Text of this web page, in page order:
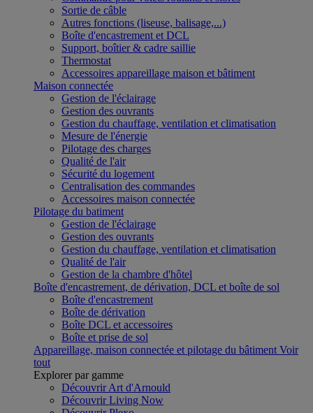
Sortie de câble
Autres fonctions (liseuse, balisage,...)
Boîte d'encastrement et DCL
Support, boîtier & cadre saillie
Thermostat
Accessoires appareillage maison et bâtiment
Maison connectée
Gestion de l'éclairage
Gestion des ouvrants
Gestion du chauffage, ventilation et climatisation
Mesure de l'énergie
Pilotage des charges
Qualité de l'air
Sécurité du logement
Centralisation des commandes
Accessoires maison connectée
Pilotage du batiment
Gestion de l'éclairage
Gestion des ouvrants
Gestion du chauffage, ventilation et climatisation
Qualité de l'air
Gestion de la chambre d'hôtel
Boîte d'encastrement, de dérivation, DCL et boîte de sol
Boîte d'encastrement
Boîte de dérivation
Boîte DCL et accessoires
Boîte et prise de sol
Appareillage, maison connectée et pilotage du bâtiment Voir
tout
Explorer par gamme
Découvrir Art d'Arnould
Découvrir Living Now